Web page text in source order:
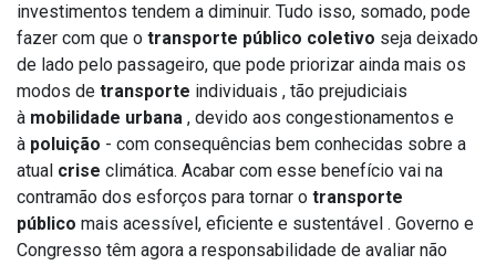
investimentos tendem a diminuir. Tudo isso, somado, pode
fazer com que o transporte público coletivo seja deixado
de lado pelo passageiro, que pode priorizar ainda mais os
modos de transporte individuais , tão prejudiciais
à mobilidade urbana , devido aos congestionamentos e
à poluição - com consequências bem conhecidas sobre a
atual crise climática. Acabar com esse benefício vai na
contramão dos esforços para tornar o transporte
público mais acessível, eficiente e sustentável . Governo e
Congresso têm agora a responsabilidade de avaliar não